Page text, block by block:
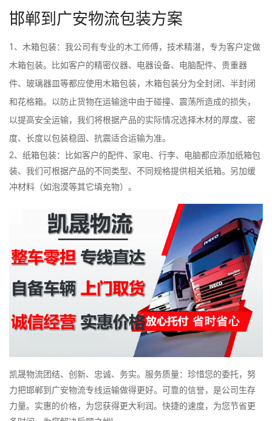
邯郸到广安物流包装方案
1、木箱包装：我公司有专业的木工师傅，技术精湛，专为客户定做
木箱包装。比如客户的精密仪器、电器设备、电脑配件、贵重器
件、玻璃器皿等都应使用木箱包装，木箱包装分为全封闭、半封闭
和花格箱。以防止货物在运输途中由于碰撞、震荡所造成的损失，
以提高安全运输，我们将根据产品的实际情况选择木材的厚度、密
度、长度以包装稳固、抗震适合运输为准。
2、纸箱包装：比如客户的配件、家电、行李、电脑都应添加纸箱包
装、我们可根据产品的不同类型、不同规格提供相关纸箱。另加缓
冲材料（如泡漠等其它填充物）。
凯晟物流团结、创新、忠诚、务实。服务质量：珍惜您的委托，努
力把邯郸到广安物流专线运输做得更好。可靠的信誉，是公司生存
力量。实惠的价格，为您获得更大利润。快捷的速度，为您节省更